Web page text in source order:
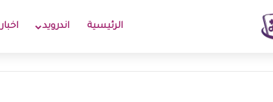
الرئيسية اندرويد اخبار